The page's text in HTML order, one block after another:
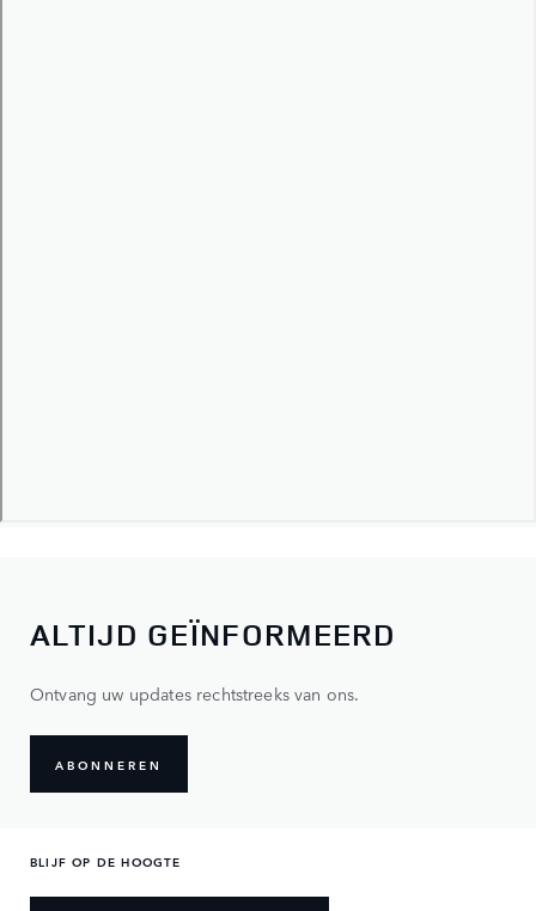
ALTIJD GEÏNFORMEERD
Ontvang uw updates rechtstreeks van ons.
ABONNEREN
BLIJF OP DE HOOGTE